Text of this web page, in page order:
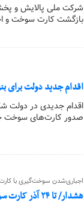
شرکت ملی پالایش و پخش
بازگشت کارت سوخت و
اقدام جدید دولت برای
اقدام جدیدی در دولت
صدور کارت‌های سوخت
اجباری‌شدن سوخت‌گیری با
هشدار/ تا ۲۴ آذر کارت سوخت خودرو خود را بگیرید